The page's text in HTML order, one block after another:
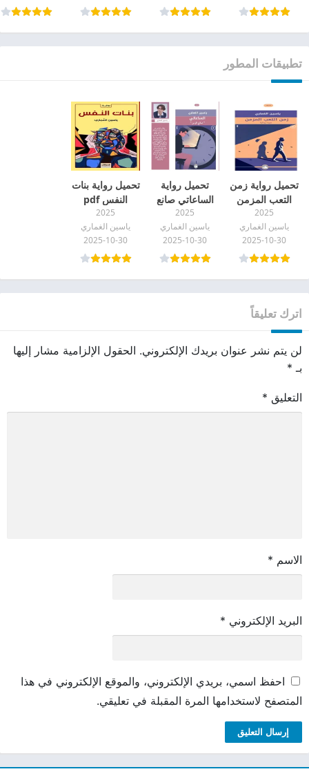
تطبيقات المطور
تحميل رواية زمن
التعب المزمن
pdf
2025
ياسين الغماري
2025-10-30
تحميل رواية
الساعاتي صانع
الزمن pdf
2025
ياسين الغماري
2025-10-30
تحميل رواية بنات
النفس pdf
2025
ياسين الغماري
2025-10-30
اترك تعليقاً
لن يتم نشر عنوان بريدك الإلكتروني. الحقول الإلزامية مشار إليها
بـ *
التعليق *
الاسم *
البريد الإلكتروني *
احفظ اسمي، بريدي الإلكتروني، والموقع الإلكتروني في هذا
المتصفح لاستخدامها المرة المقبلة في تعليقي.